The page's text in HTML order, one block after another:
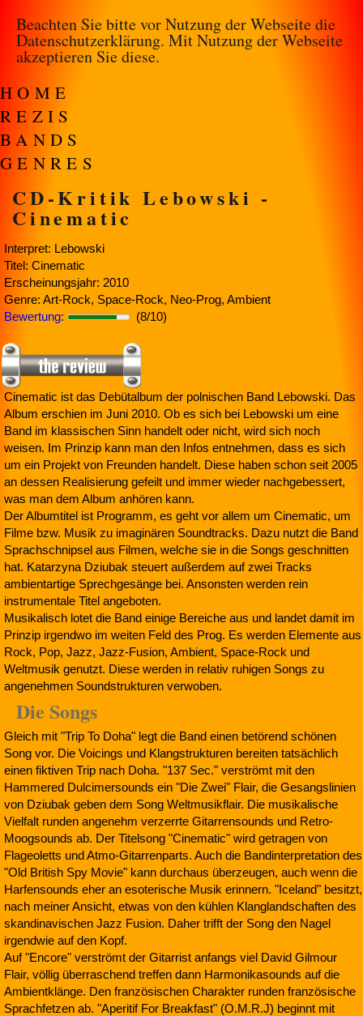
Beachten Sie bitte vor Nutzung der Webseite die
Datenschutzerklärung. Mit Nutzung der Webseite
akzeptieren Sie diese.
HOME
REZIS
BANDS
GENRES
CD-Kritik Lebowski -
Cinematic
Interpret: Lebowski
Titel: Cinematic
Erscheinungsjahr: 2010
Genre: Art-Rock, Space-Rock, Neo-Prog, Ambient
Bewertung:
(8/10)
Cinematic ist das Debütalbum der polnischen Band Lebowski. Das
Album erschien im Juni 2010. Ob es sich bei Lebowski um eine
Band im klassischen Sinn handelt oder nicht, wird sich noch
weisen. Im Prinzip kann man den Infos entnehmen, dass es sich
um ein Projekt von Freunden handelt. Diese haben schon seit 2005
an dessen Realisierung gefeilt und immer wieder nachgebessert,
was man dem Album anhören kann.
Der Albumtitel ist Programm, es geht vor allem um Cinematic, um
Filme bzw. Musik zu imaginären Soundtracks. Dazu nutzt die Band
Sprachschnipsel aus Filmen, welche sie in die Songs geschnitten
hat. Katarzyna Dziubak steuert außerdem auf zwei Tracks
ambientartige Sprechgesänge bei. Ansonsten werden rein
instrumentale Titel angeboten.
Musikalisch lotet die Band einige Bereiche aus und landet damit im
Prinzip irgendwo im weiten Feld des Prog. Es werden Elemente aus
Rock, Pop, Jazz, Jazz-Fusion, Ambient, Space-Rock und
Weltmusik genutzt. Diese werden in relativ ruhigen Songs zu
angenehmen Soundstrukturen verwoben.
Die Songs
Gleich mit "Trip To Doha" legt die Band einen betörend schönen
Song vor. Die Voicings und Klangstrukturen bereiten tatsächlich
einen fiktiven Trip nach Doha. "137 Sec." verströmt mit den
Hammered Dulcimersounds ein "Die Zwei" Flair, die Gesangslinien
von Dziubak geben dem Song Weltmusikflair. Die musikalische
Vielfalt runden angenehm verzerrte Gitarrensounds und Retro-
Moogsounds ab. Der Titelsong "Cinematic" wird getragen von
Flageoletts und Atmo-Gitarrenparts. Auch die Bandinterpretation des
"Old British Spy Movie" kann durchaus überzeugen, auch wenn die
Harfensounds eher an esoterische Musik erinnern. "Iceland" besitzt,
nach meiner Ansicht, etwas von den kühlen Klanglandschaften des
skandinavischen Jazz Fusion. Daher trifft der Song den Nagel
irgendwie auf den Kopf.
Auf "Encore" verströmt der Gitarrist anfangs viel David Gilmour
Flair, völlig überraschend treffen dann Harmonikasounds auf die
Ambientklänge. Den französischen Charakter runden französische
Sprachfetzen ab. "Aperitif For Breakfast" (O.M.R.J) beginnt mit